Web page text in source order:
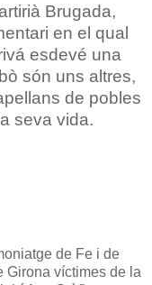
Brugada,
en el qual
esdevé una
són uns altres,
de pobles
seva vida.
de Fe i de
Girona víctimes de la